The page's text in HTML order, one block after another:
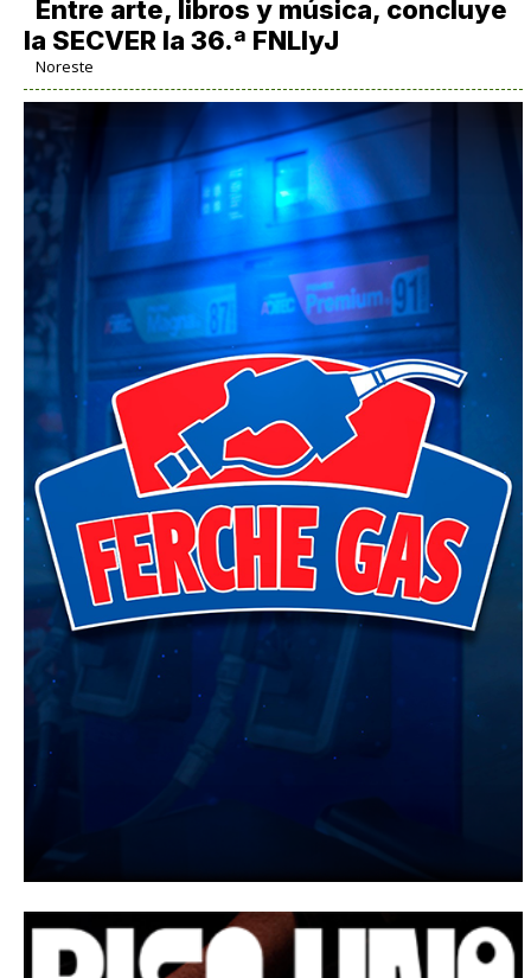
Entre arte, libros y música, concluye
la SECVER la 36.ª FNLIyJ
Noreste